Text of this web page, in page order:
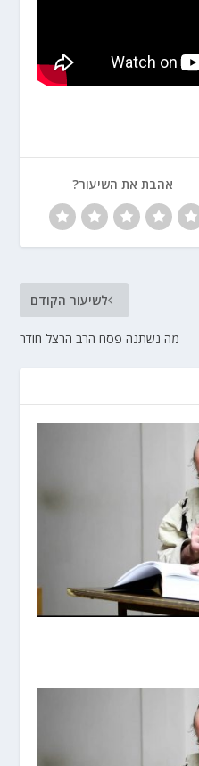
אהבת את השיעור?
לשיעור הקודם
מה נשתנה פסח הרב הרצל חודר